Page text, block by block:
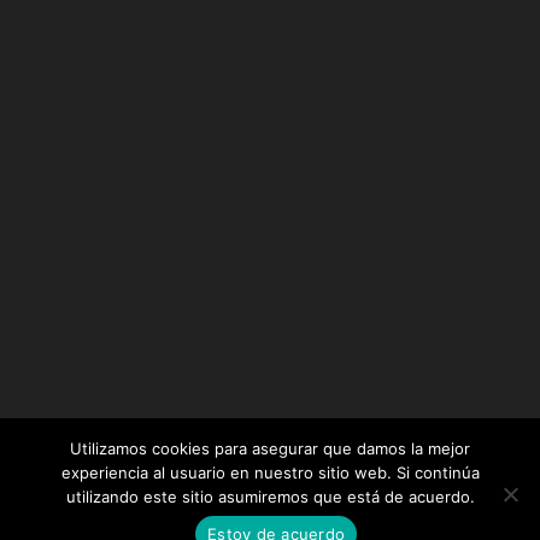
Diseñado por Elegant Themes| Desarrollado por
Utilizamos cookies para asegurar que damos la mejor
experiencia al usuario en nuestro sitio web. Si continúa
utilizando este sitio asumiremos que está de acuerdo.
Estoy de acuerdo